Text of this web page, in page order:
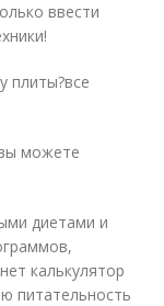
ввести
плиты?все
можете
диетами и
калькулятор
питательность